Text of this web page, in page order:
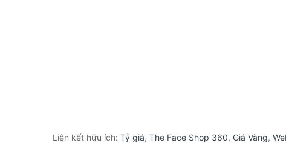
Liên kết hữu ích: Tỷ giá, The Face Shop 360, Giá Vàng,